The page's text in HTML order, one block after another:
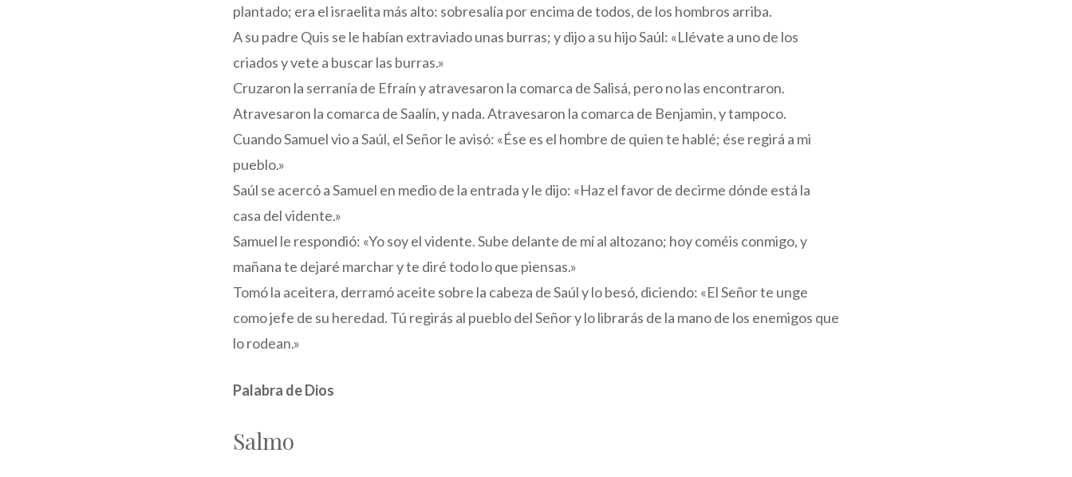
plantado; era el israelita más alto: sobresalía por encima de todos, de los hombros arriba.
A su padre Quis se le habían extraviado unas burras; y dijo a su hijo Saúl: «Llévate a uno de los
criados y vete a buscar las burras.»
Cruzaron la serranía de Efraín y atravesaron la comarca de Salisá, pero no las encontraron.
Atravesaron la comarca de Saalín, y nada. Atravesaron la comarca de Benjamin, y tampoco.
Cuando Samuel vio a Saúl, el Señor le avisó: «Ése es el hombre de quien te hablé; ése regirá a mi
pueblo.»
Saúl se acercó a Samuel en medio de la entrada y le dijo: «Haz el favor de decirme dónde está la
casa del vidente.»
Samuel le respondió: «Yo soy el vidente. Sube delante de mí al altozano; hoy coméis conmigo, y
mañana te dejaré marchar y te diré todo lo que piensas.»
Tomó la aceitera, derramó aceite sobre la cabeza de Saúl y lo besó, diciendo: «El Señor te unge
como jefe de su heredad. Tú regirás al pueblo del Señor y lo librarás de la mano de los enemigos que
lo rodean.»
Palabra de Dios
Salmo